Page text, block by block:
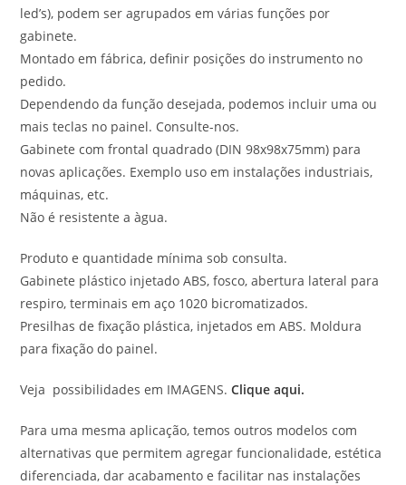
led’s), podem ser agrupados em várias funções por
gabinete.
Montado em fábrica, definir posições do instrumento no
pedido.
Dependendo da função desejada, podemos incluir uma ou
mais teclas no painel. Consulte-nos.
Gabinete com frontal quadrado (DIN 98x98x75mm) para
novas aplicações. Exemplo uso em instalações industriais,
máquinas, etc.
Não é resistente a àgua.
Produto e quantidade mínima sob consulta.
Gabinete plástico injetado ABS, fosco, abertura lateral para
respiro, terminais em aço 1020 bicromatizados.
Presilhas de fixação plástica, injetados em ABS. Moldura
para fixação do painel.
Veja possibilidades em IMAGENS. Clique aqui.
Para uma mesma aplicação, temos outros modelos com
alternativas que permitem agregar funcionalidade, estética
diferenciada, dar acabamento e facilitar nas instalações